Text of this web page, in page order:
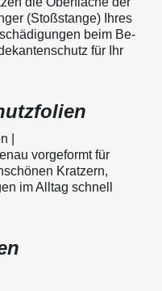
(Stoßstange) Ihres
beim Be-
für Ihr
|
vorgeformt für
Kratzern,
im Alltag schnell